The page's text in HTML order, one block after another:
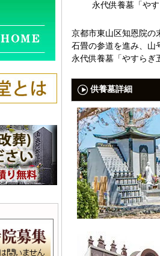
永代供養墓「やす
京都市東山区知恩院の
石畳の参道を進み、山
永代供養墓「やすらぎ
供養墓詳細